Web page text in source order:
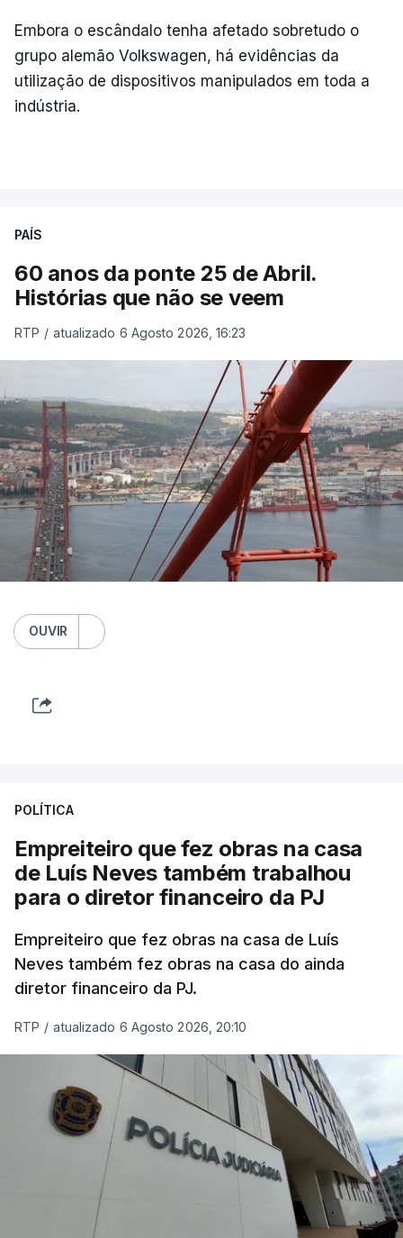
Embora o escândalo tenha afetado sobretudo o
grupo alemão Volkswagen, há evidências da
utilização de dispositivos manipulados em toda a
indústria.
PAÍS
60 anos da ponte 25 de Abril.
Histórias que não se veem
RTP / atualizado 6 Agosto 2026, 16:23
OUVIR
POLÍTICA
Empreiteiro que fez obras na casa
de Luís Neves também trabalhou
para o diretor financeiro da PJ
Empreiteiro que fez obras na casa de Luís
Neves também fez obras na casa do ainda
diretor financeiro da PJ.
RTP / atualizado 6 Agosto 2026, 20:10